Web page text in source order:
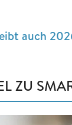
auch
ZU